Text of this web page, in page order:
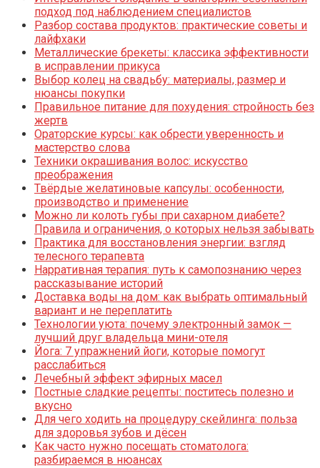
подход под наблюдением специалистов
Разбор состава продуктов: практические советы и
лайфхаки
Металлические брекеты: классика эффективности
в исправлении прикуса
Выбор колец на свадьбу: материалы, размер и
нюансы покупки
Правильное питание для похудения: стройность без
жертв
Ораторские курсы: как обрести уверенность и
мастерство слова
Техники окрашивания волос: искусство
преображения
Твёрдые желатиновые капсулы: особенности,
производство и применение
Можно ли колоть губы при сахарном диабете?
Правила и ограничения, о которых нельзя забывать
Практика для восстановления энергии: взгляд
телесного терапевта
Нарративная терапия: путь к самопознанию через
рассказывание историй
Доставка воды на дом: как выбрать оптимальный
вариант и не переплатить
Технологии уюта: почему электронный замок —
лучший друг владельца мини-отеля
Йога: 7 упражнений йоги, которые помогут
расслабиться
Лечебный эффект эфирных масел
Постные сладкие рецепты: поститесь полезно и
вкусно
Для чего ходить на процедуру скейлинга: польза
для здоровья зубов и дёсен
Как часто нужно посещать стоматолога:
разбираемся в нюансах